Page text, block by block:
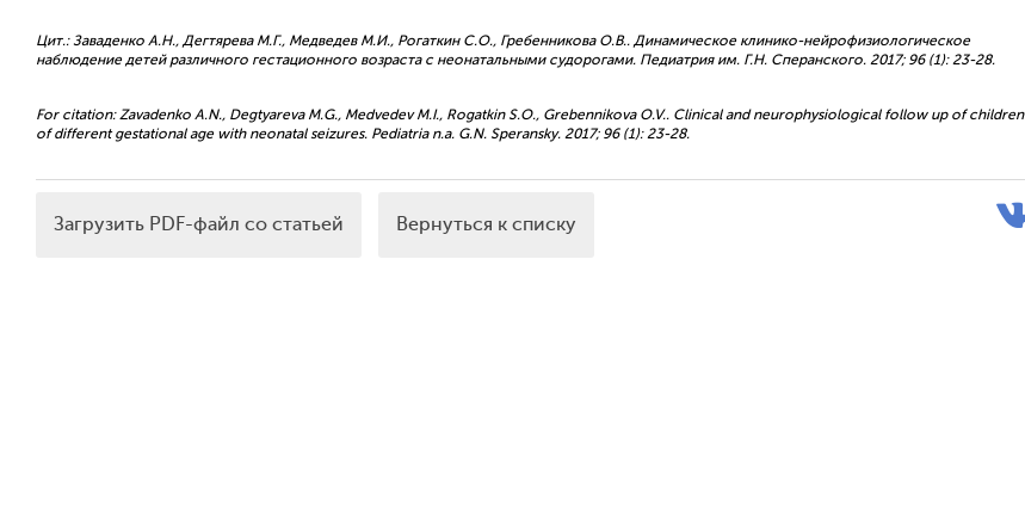
Цит.: Заваденко А.Н., Дегтярева М.Г., Медведев М.И., Рогаткин С.О., Гребенникова О.В.. Динамическое клинико-нейрофизиологическое
наблюдение детей различного гестационного возраста с неонатальными судорогами. Педиатрия им. Г.Н. Сперанского. 2017; 96 (1): 23-28.
For citation: Zavadenko A.N., Degtyareva M.G., Medvedev M.I., Rogatkin S.O., Grebennikova O.V.. Clinical and neurophysiological follow up of children
of different gestational age with neonatal seizures. Pediatria n.a. G.N. Speransky. 2017; 96 (1): 23-28.
Загрузить PDF-файл со статьей Вернуться к списку